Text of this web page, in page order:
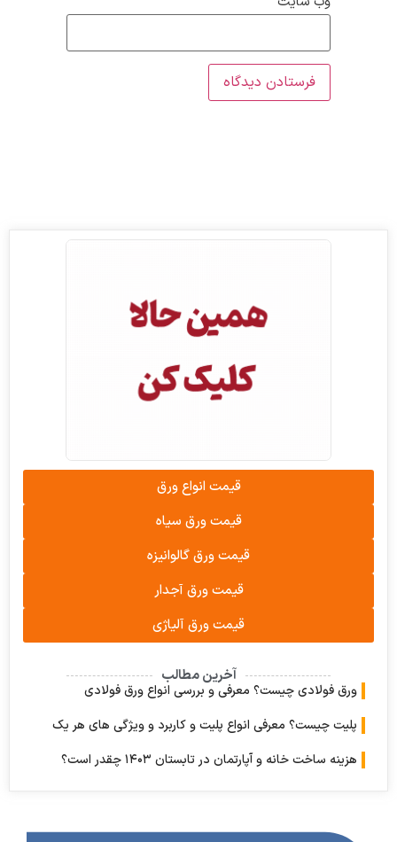
قیمت انواع ورق
قیمت ورق سیاه
قیمت ورق گالوانیزه
قیمت ورق آجدار
قیمت ورق آلیاژی
آخرین مطالب
فولادی چیست؟ معرفی و بررسی انواع ورق فولادی
چیست؟ معرفی انواع پلیت و کاربرد و ویژگی های هر یک
ساخت خانه و آپارتمان در تابستان ۱۴۰۳ چقدر است؟